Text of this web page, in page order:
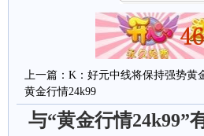
上一篇： K：好元中线将保持强势
黄金行情24k99
与“黄金行情24k99”